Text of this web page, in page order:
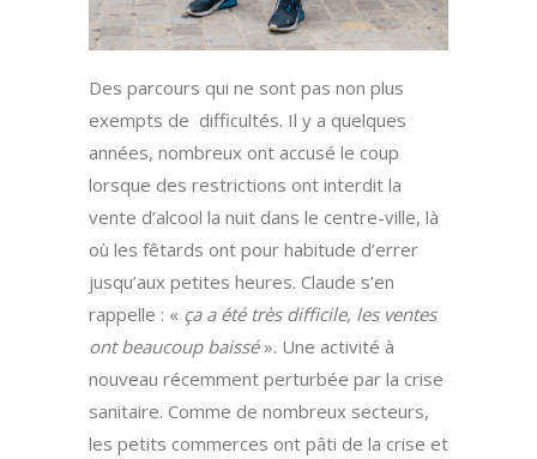
Des parcours qui ne sont pas non plus
exempts de difficultés. Il y a quelques
années, nombreux ont accusé le coup
lorsque des restrictions ont interdit la
vente d’alcool la nuit dans le centre-ville, là
où les fêtards ont pour habitude d’errer
jusqu’aux petites heures. Claude s’en
rappelle : « ça a été très difficile, les ventes
ont beaucoup baissé ». Une activité à
nouveau récemment perturbée par la crise
sanitaire. Comme de nombreux secteurs,
les petits commerces ont pâti de la crise et